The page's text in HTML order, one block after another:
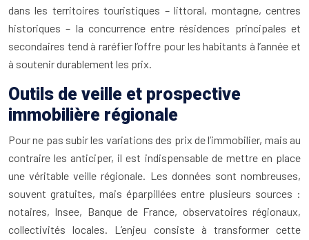
dans les territoires touristiques – littoral, montagne, centres
historiques – la concurrence entre résidences principales et
secondaires tend à raréfier l’offre pour les habitants à l’année et
à soutenir durablement les prix.
Outils de veille et prospective
immobilière régionale
Pour ne pas subir les variations des prix de l’immobilier, mais au
contraire les anticiper, il est indispensable de mettre en place
une véritable veille régionale. Les données sont nombreuses,
souvent gratuites, mais éparpillées entre plusieurs sources :
notaires, Insee, Banque de France, observatoires régionaux,
collectivités locales. L’enjeu consiste à transformer cette